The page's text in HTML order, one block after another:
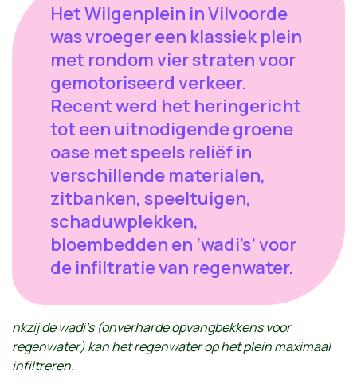
Het Wilgenplein in Vilvoorde
was vroeger een klassiek plein
met rondom vier straten voor
gemotoriseerd verkeer.
Recent werd het heringericht
tot een uitnodigende groene
oase met speels reliëf in
verschillende materialen,
zitbanken, speeltuigen,
schaduwplekken,
bloembedden en ‘wadi’s’ voor
de infiltratie van regenwater.
nkzij de wadi’s (onverharde opvangbekkens voor
regenwater) kan het regenwater op het plein maximaal
infiltreren.